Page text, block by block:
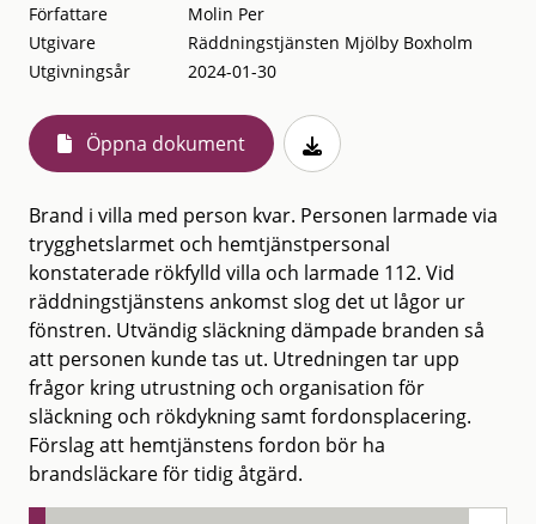
Författare
Molin Per
Utgivare
Räddningstjänsten Mjölby Boxholm
Utgivningsår
2024-01-30
Öppna dokument
Brand i villa med person kvar. Personen larmade via
trygghetslarmet och hemtjänstpersonal
konstaterade rökfylld villa och larmade 112. Vid
räddningstjänstens ankomst slog det ut lågor ur
fönstren. Utvändig släckning dämpade branden så
att personen kunde tas ut. Utredningen tar upp
frågor kring utrustning och organisation för
släckning och rökdykning samt fordonsplacering.
Förslag att hemtjänstens fordon bör ha
brandsläckare för tidig åtgärd.